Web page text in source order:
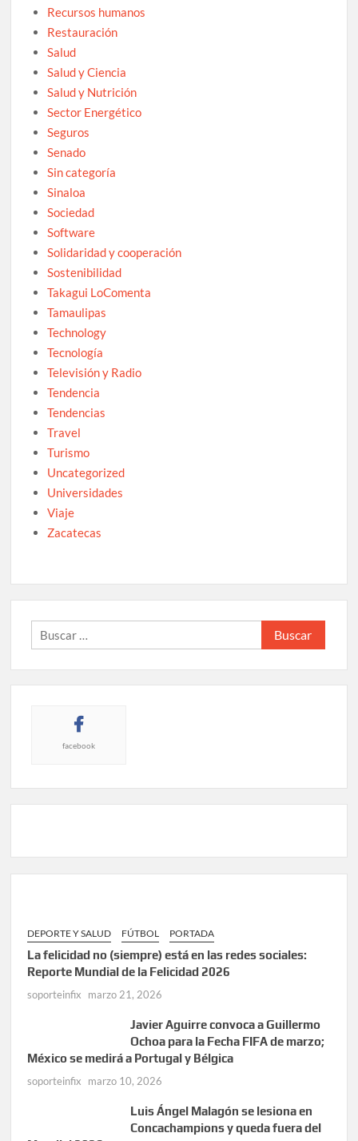
Recursos humanos
Restauración
Salud
Salud y Ciencia
Salud y Nutrición
Sector Energético
Seguros
Senado
Sin categoría
Sinaloa
Sociedad
Software
Solidaridad y cooperación
Sostenibilidad
Takagui LoComenta
Tamaulipas
Technology
Tecnología
Televisión y Radio
Tendencia
Tendencias
Travel
Turismo
Uncategorized
Universidades
Viaje
Zacatecas
Buscar:
facebook
DEPORTE Y SALUD FÚTBOL PORTADA
La felicidad no (siempre) está en las redes sociales:
Reporte Mundial de la Felicidad 2026
soporteinfix marzo 21, 2026
Javier Aguirre convoca a Guillermo
Ochoa para la Fecha FIFA de marzo;
México se medirá a Portugal y Bélgica
soporteinfix marzo 10, 2026
Luis Ángel Malagón se lesiona en
Concachampions y queda fuera del